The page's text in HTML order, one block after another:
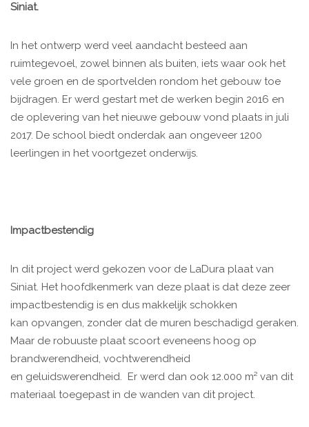
Siniat.
In het ontwerp werd veel aandacht besteed aan
ruimtegevoel, zowel binnen als buiten, iets waar ook het
vele groen en de sportvelden rondom het gebouw toe
bijdragen. Er werd gestart met de werken begin 2016 en
de oplevering van het nieuwe gebouw vond plaats in juli
2017. De school biedt onderdak aan ongeveer 1200
leerlingen in het voortgezet onderwijs.
Impactbestendig
In dit project werd gekozen voor de LaDura plaat van
Siniat. Het hoofdkenmerk van deze plaat is dat deze zeer
impactbestendig is en dus makkelijk schokken
kan opvangen, zonder dat de muren beschadigd geraken.
Maar de robuuste plaat scoort eveneens hoog op
brandwerendheid, vochtwerendheid
en geluidswerendheid. Er werd dan ook 12.000 m² van dit
materiaal toegepast in de wanden van dit project.